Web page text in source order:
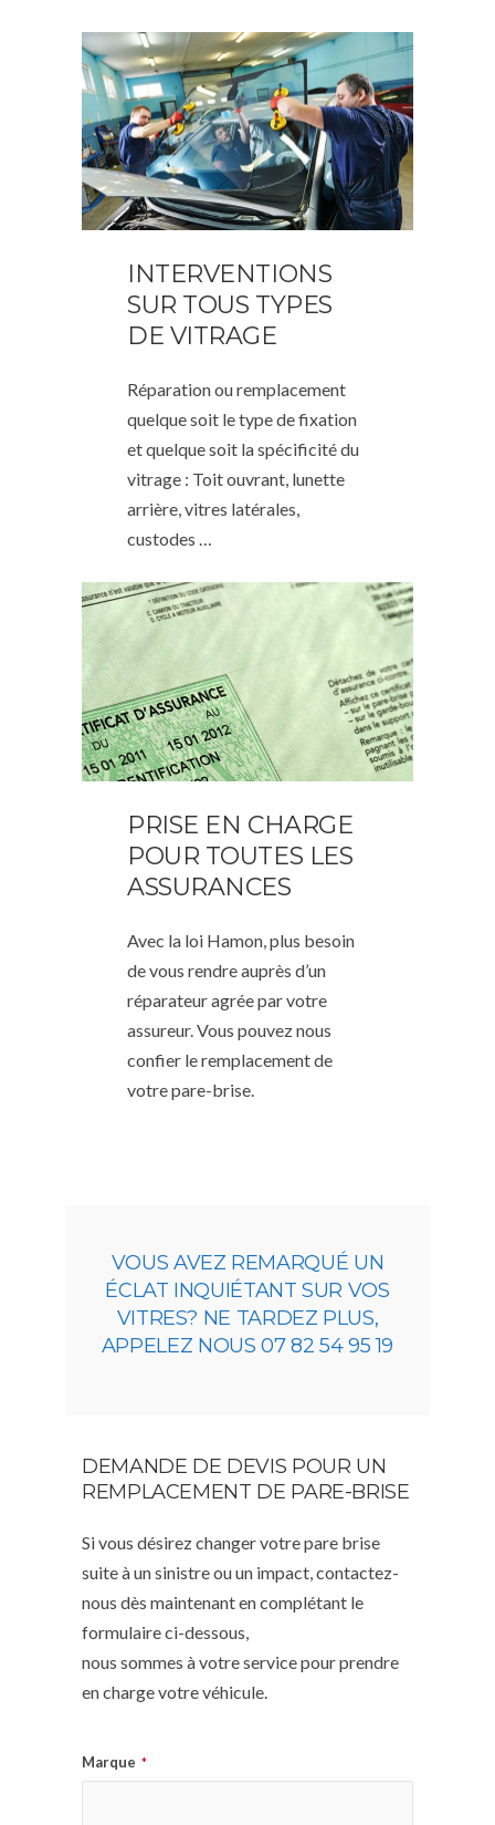
INTERVENTIONS
SUR TOUS TYPES
DE VITRAGE
Réparation ou remplacement
quelque soit le type de fixation
et quelque soit la spécificité du
vitrage : Toit ouvrant, lunette
arrière, vitres latérales,
custodes …
PRISE EN CHARGE
POUR TOUTES LES
ASSURANCES
Avec la loi Hamon, plus besoin
de vous rendre auprès d’un
réparateur agrée par votre
assureur. Vous pouvez nous
confier le remplacement de
votre pare-brise.
VOUS AVEZ REMARQUÉ UN
ÉCLAT INQUIÉTANT SUR VOS
VITRES? NE TARDEZ PLUS,
APPELEZ NOUS 07 82 54 95 19
DEMANDE DE DEVIS POUR UN
REMPLACEMENT DE PARE-BRISE
Si vous désirez changer votre pare brise
suite à un sinistre ou un impact, contactez-
nous dès maintenant en complétant le
formulaire ci-dessous,
nous sommes à votre service pour prendre
en charge votre véhicule.
Marque *